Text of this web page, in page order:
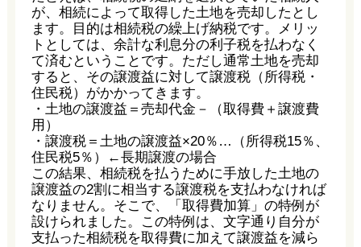
が、相続によって取得した土地を売却したとし
ます。目的は相続税の繰上げ納税です。メリッ
トとしては、余計な利息分の利子税を払わなく
て済むということです。ただし通常土地を売却
すると、その譲渡益に対して譲渡税（所得税・
住民税）がかかってきます。
・土地の譲渡益＝売却代金－（取得費＋譲渡費
用）
・譲渡税＝土地の譲渡益×20％…（所得税15％、
住民税5％）←長期譲渡の場合
この結果、相続税を払うために手放した土地の
譲渡益の2割に相当する譲渡税を支払わなければ
なりません。そこで、「取得費加算」の特例が
設けられました。この特例は、文字通り自分が
支払った相続税を取得費に加えて譲渡益を減ら